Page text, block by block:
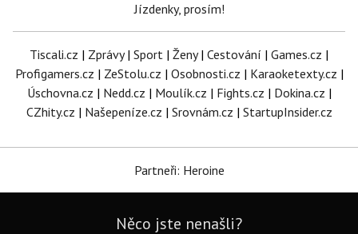
Jízdenky, prosím!
Tiscali.cz | Zprávy| Sport | Ženy| Cestování | Games.cz |
Profigamers.cz | ZeStolu.cz | Osobnosti.cz | Karaoketexty.cz |
Úschovna.cz | Nedd.cz | Moulík.cz | Fights.cz | Dokina.cz |
CZhity.cz | Našepeníze.cz | Srovnám.cz | StartupInsider.cz
Partneři: Heroine
Něco jste nenašli?